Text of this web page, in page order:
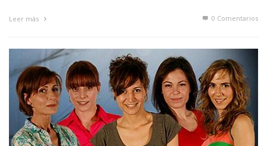
Leer más 0 Comentarios